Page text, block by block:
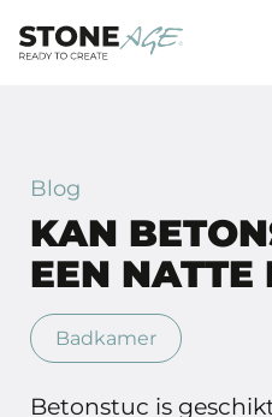
Blog
KAN
EEN NATTE
Badkamer
Betonstuc is